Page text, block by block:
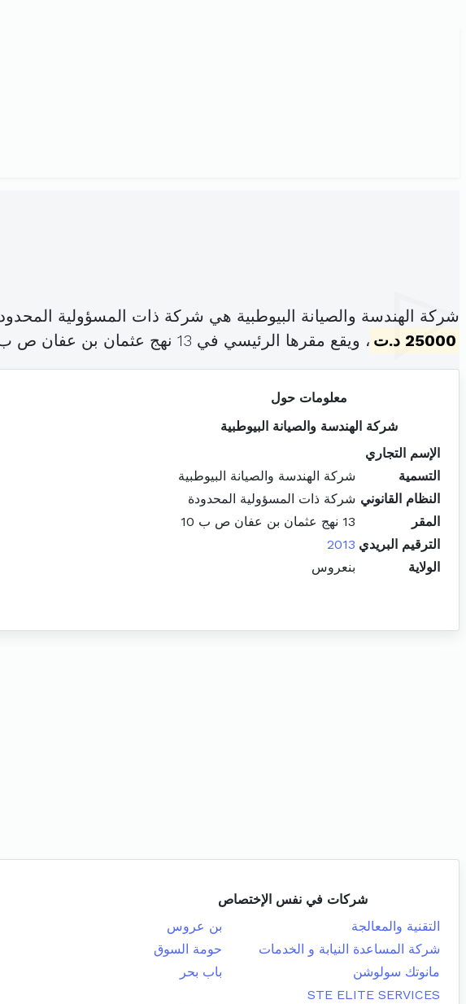
شركة الهندسة والصيانة البيوطبية هي شركة ذات المسؤولية
25000 د.ت
، ويقع مقرها الرئيسي في 13 نهج عثمان بن عفان ص ب 10 (
معلومات حول
شركة الهندسة والصيانة البيوطبية
الإسم التجاري
التسمية
شركة الهندسة والصيانة البيوطبية
النظام القانوني شركة ذات المسؤولية المحدودة
المقر
13 نهج عثمان بن عفان ص ب 10
الترقيم البريدي 2013
الولاية
بنعروس
شركات في نفس الإختصاص
التقنية والمعالجة
بن عروس
شركة المساعدة النيابة و الخدمات
حومة السوق
مانوتك سولوشن
باب بحر
STE ELITE SERVICES